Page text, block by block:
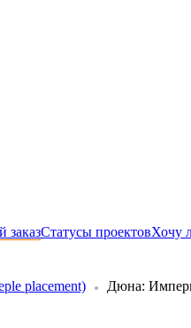
заказСтатусы проектовХочу
placement)
Дюна: